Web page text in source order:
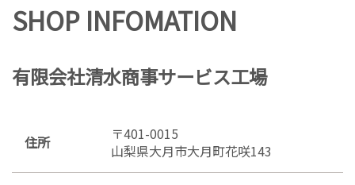
SHOP INFOMATION
有限会社清水商事サービス工場
住所
〒401-0015
山梨県大月市大月町花咲143